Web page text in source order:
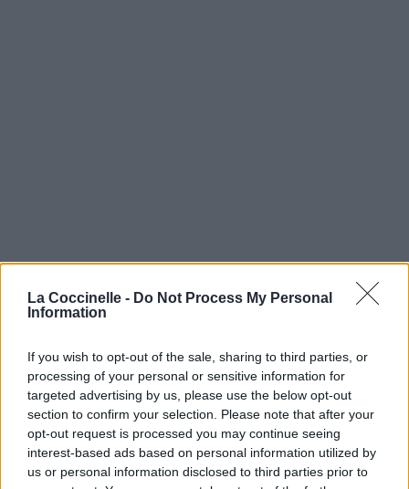
La Coccinelle - Do Not Process My Personal
Information
If you wish to opt-out of the sale, sharing to third parties, or
processing of your personal or sensitive information for
targeted advertising by us, please use the below opt-out
section to confirm your selection. Please note that after your
opt-out request is processed you may continue seeing
interest-based ads based on personal information utilized by
us or personal information disclosed to third parties prior to